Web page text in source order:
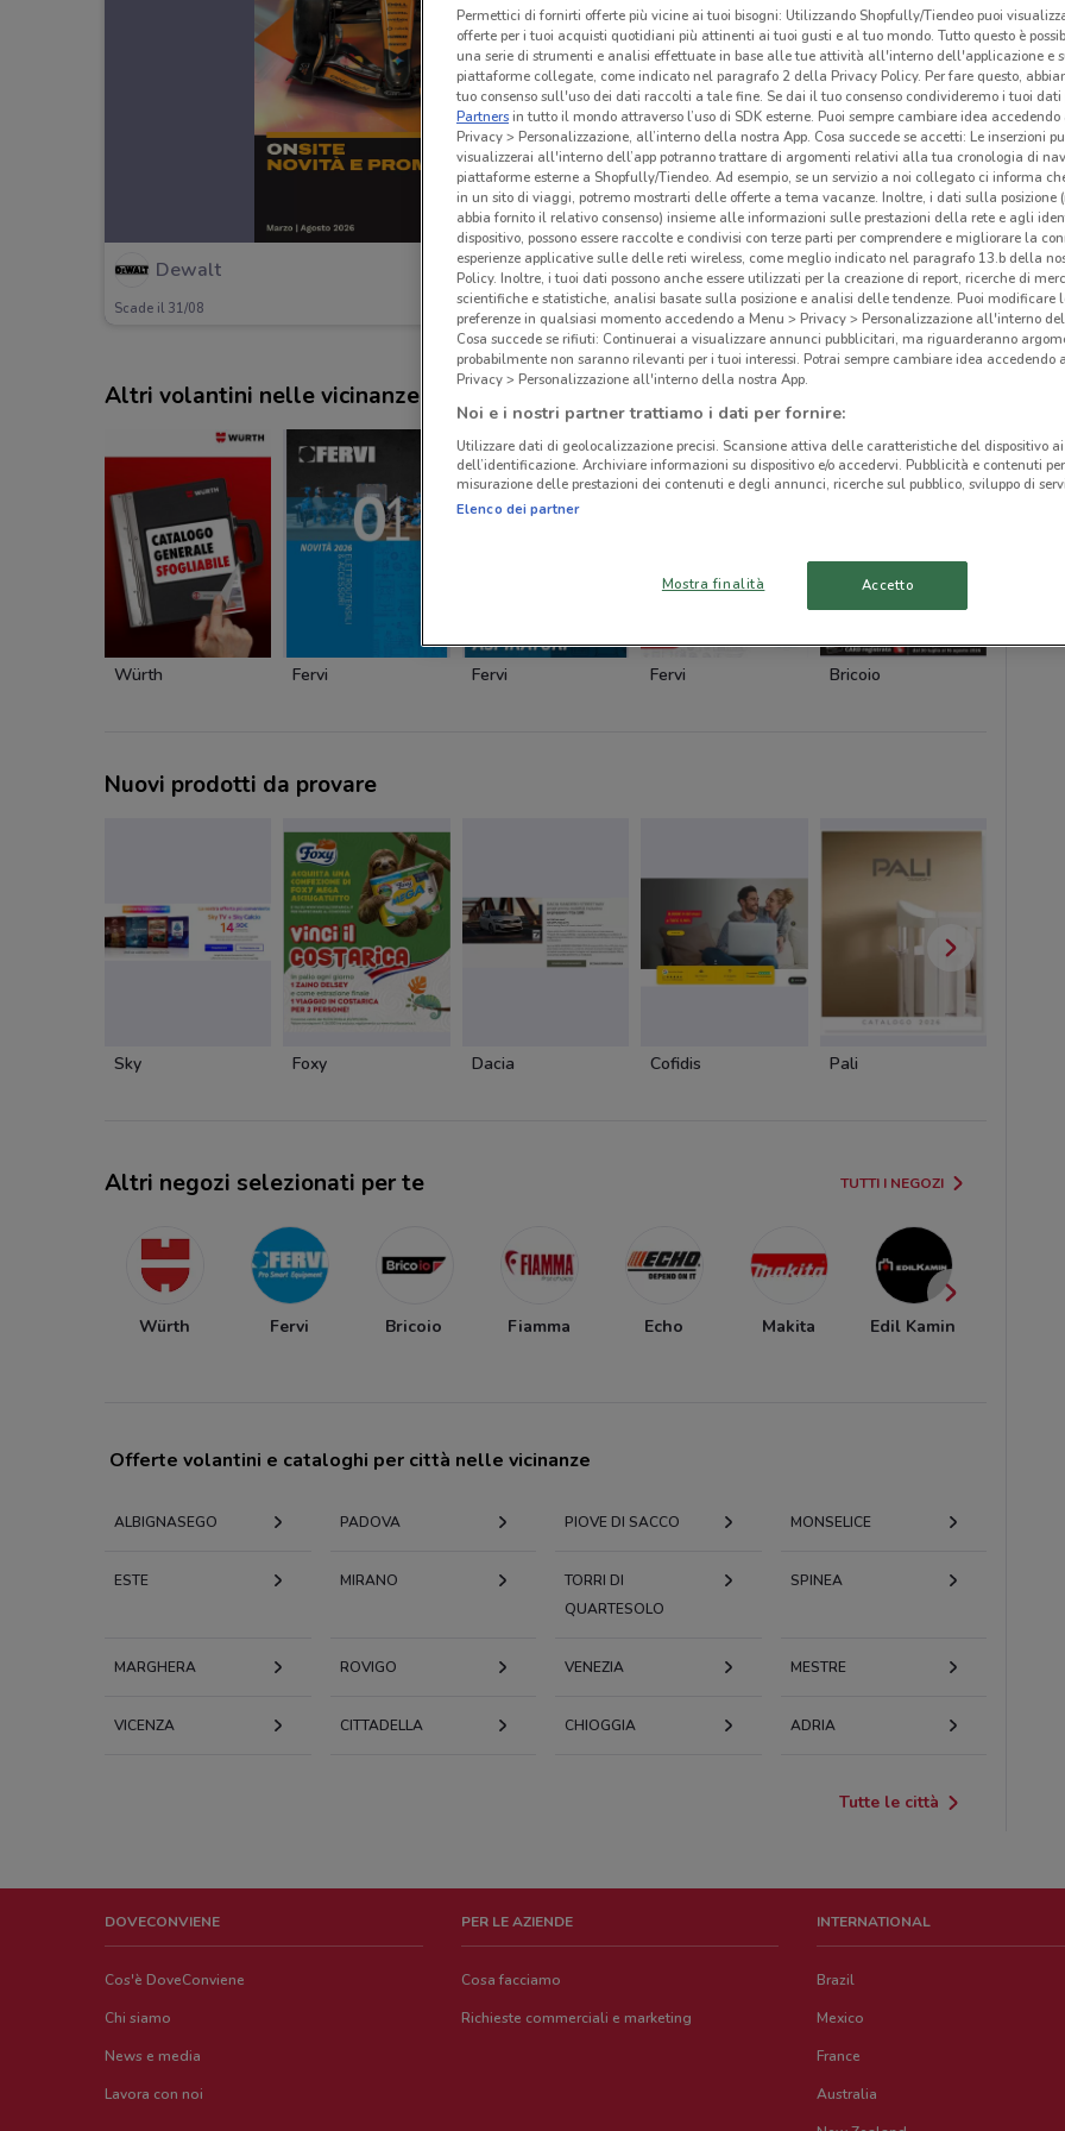
Dewalt
Scade il 31/08
Altri volantini nelle vicinanze
Würth Fervi Fervi Fervi Bricoio
Nuovi prodotti da provare
Sky Foxy Dacia Cofidis Pali
Altri negozi selezionati per te TUTTI I NEGOZI
Würth Fervi Bricoio Fiamma Echo Makita Edil Kamin
Offerte volantini e cataloghi per città nelle vicinanze
ALBIGNASEGO PADOVA PIOVE DI SACCO MONSELICE
ESTE MIRANO
TORRI DI
QUARTESOLO
SPINEA
MARGHERA ROVIGO VENEZIA MESTRE
VICENZA CITTADELLA CHIOGGIA ADRIA
Tutte le città
DOVECONVIENE
Cos'è DoveConviene
Chi siamo
News e media
Lavora con noi
PER LE AZIENDE
Cosa facciamo
Richieste commerciali e marketing
INTERNATIONAL
Brazil
Mexico
France
Australia
Permettici di fornirti offerte più vicine ai tuoi bisogni: Utilizzando Shopfully/Tiendeo puoi
offerte per i tuoi acquisti quotidiani più attinenti ai tuoi gusti e al tuo mondo. Tutto questo è
una serie di strumenti e analisi effettuate in base alle tue attività all'interno dell'applicazione e
piattaforme collegate, come indicato nel paragrafo 2 della Privacy Policy. Per fare questo,
tuo consenso sull'uso dei dati raccolti a tale fine. Se dai il tuo consenso condivideremo i tuoi dati
Partnersin tutto il mondo attraverso l’uso di SDK esterne. Puoi sempre cambiare idea accedendo
Privacy > Personalizzazione, all’interno della nostra App. Cosa succede se accetti: Le inserzioni
visualizzerai all'interno dell’app potranno trattare di argomenti relativi alla tua cronologia di
piattaforme esterne a Shopfully/Tiendeo. Ad esempio, se un servizio a noi collegato ci informa
in un sito di viaggi, potremo mostrarti delle offerte a tema vacanze. Inoltre, i dati sulla posizione
abbia fornito il relativo consenso) insieme alle informazioni sulle prestazioni della rete e agli
dispositivo, possono essere raccolte e condivisi con terze parti per comprendere e migliorare la
esperienze applicative sulle delle reti wireless, come meglio indicato nel paragrafo 13.b della
Policy. Inoltre, i tuoi dati possono anche essere utilizzati per la creazione di report, ricerche di
scientifiche e statistiche, analisi basate sulla posizione e analisi delle tendenze. Puoi modificare
preferenze in qualsiasi momento accedendo a Menu > Privacy > Personalizzazione all'interno
Cosa succede se rifiuti: Continuerai a visualizzare annunci pubblicitari, ma riguarderanno
probabilmente non saranno rilevanti per i tuoi interessi. Potrai sempre cambiare idea accedendo
Privacy > Personalizzazione all'interno della nostra App.
Noi e i nostri partner trattiamo i dati per fornire:
Utilizzare dati di geolocalizzazione precisi. Scansione attiva delle caratteristiche del dispositivo
dell’identificazione. Archiviare informazioni su dispositivo e/o accedervi. Pubblicità e contenuti
misurazione delle prestazioni dei contenuti e degli annunci, ricerche sul pubblico, sviluppo di
Elenco dei partner
Mostra finalità Accetto